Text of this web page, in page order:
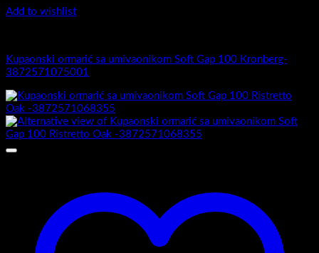
Add to wishlist
Kupaonski ormarić sa umivaonikom Soft Gap 100 Kronberg-
3872571075001